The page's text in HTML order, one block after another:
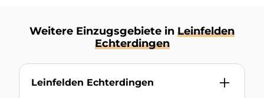
Weitere Einzugsgebiete in Leinfelden
Echterdingen
Leinfelden Echterdingen